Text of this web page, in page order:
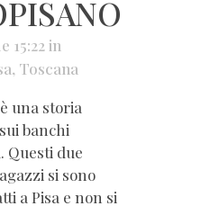
15:22in
, Toscana
una storia
banchi
Questi due
si sono
a Pisa e non si